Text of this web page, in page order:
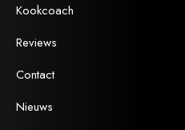
Kookcoach
Reviews
Contact
Nieuws